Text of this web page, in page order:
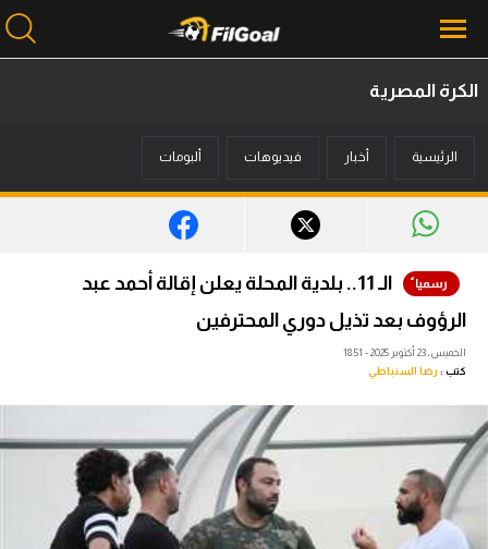
أخبار
ميركاتو
فانتازي في الجول
فيديوهات
عدسات
آراء حرة
الكرة المصرية
الرئيسية أخبار فيديوهات ألبومات
الـ 11.. بلدية المحلة يعلن إقالة أحمد عبد
الرؤوف بعد تذيل دوري المحترفين
الخميس، 23 أكتوبر 2025 - 18:51
كتب : رضا السنباطي